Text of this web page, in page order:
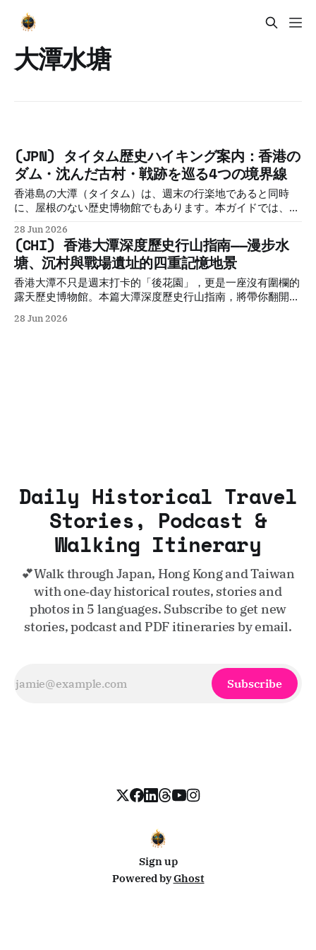
大潭水塘
(JPN) タイタム歴史ハイキング案内：香港の
ダム・沈んだ古村・戦跡を巡る4つの境界線
香港島の大潭（タイタム）は、週末の行楽地であると同時
に、屋根のない歴史博物館でもあります。本ガイドでは、植
の地下壕、現代の環境保護の葛藤という「4つの境界線」を
巡り、歩きながら香港の忘れ去られた記憶を再構築します。
28 Jun 2026
(CHI) 香港大潭深度歷史行山指南——漫步水
塘、沉村與戰場遺址的四重記憶地景
香港大潭不只是週末打卡的「後花園」，更是一座沒有圍欄的
露天歷史博物館。本篇大潭深度歷史行山指南，將帶你翻開隱
碑、潛入大潭篤水塘底尋找消失的客家沉村生活、揭秘二戰東
28 Jun 2026
Daily Historical Travel
Stories, Podcast &
Walking Itinerary
💕Walk through Japan, Hong Kong and Taiwan
with one‑day historical routes, stories and
photos in 5 languages. Subscribe to get new
stories, podcast and PDF itineraries by email.
Subscribe
Sign up
Powered byGhost